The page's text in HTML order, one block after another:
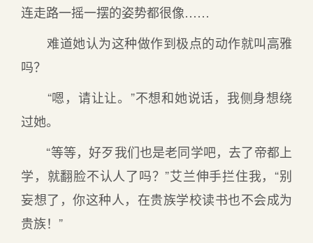
连走路一摇一摆的姿势都很像……
难道她认为这种做作到极点的动作就叫高雅
吗？
“嗯，请让让。”不想和她说话，我侧身想绕
过她。
“等等，好歹我们也是老同学吧，去了帝都上
学，就翻脸不认人了吗？”艾兰伸手拦住我，“别
妄想了，你这种人，在贵族学校读书也不会成为
贵族！”